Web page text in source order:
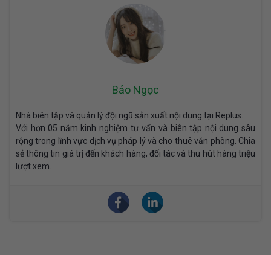
Bảo Ngọc
Nhà biên tập và quản lý đội ngũ sản xuất nội dung tại Replus.
Với hơn 05 năm kinh nghiệm tư vấn và biên tập nội dung sâu
rộng trong lĩnh vực dịch vụ pháp lý và cho thuê văn phòng. Chia
sẻ thông tin giá trị đến khách hàng, đối tác và thu hút hàng triệu
lượt xem.